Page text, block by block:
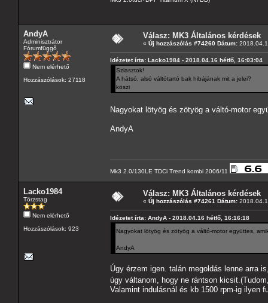
AndyA
Adminisztrátor
Fórumfüggő
Nem elérhető
Hozzászólások: 27118
Válasz: MK3 Általános kérdések
« Új hozzászólás #74260 Dátum:
Idézetet írta: Lacko1984 - 2018.04.16 hétfő, 16:03:04
Sziasztok!
A hátsó, alsó váltótartó bak hibájának mit a jelei?
köszi
Nagyokat lötyög és zötyög a váltó-motor
AndyA
Mk3 2.0/130LE TDCi Trend kombi 2006/11
Lacko1984
Törzstag
Nem elérhető
Hozzászólások: 923
Válasz: MK3 Általános kérdések
« Új hozzászólás #74261 Dátum:
Idézetet írta: AndyA - 2018.04.16 hétfő, 16:16:18
Nagyokat lötyög és zötyög a váltó-motor együttes,
AndyA
Úgy érzem igen. talán megoldás lenne arra
úgy váltanom, hogy ne rántson
Valamint indulásnál és kb 1500 rpm-ig ilyen